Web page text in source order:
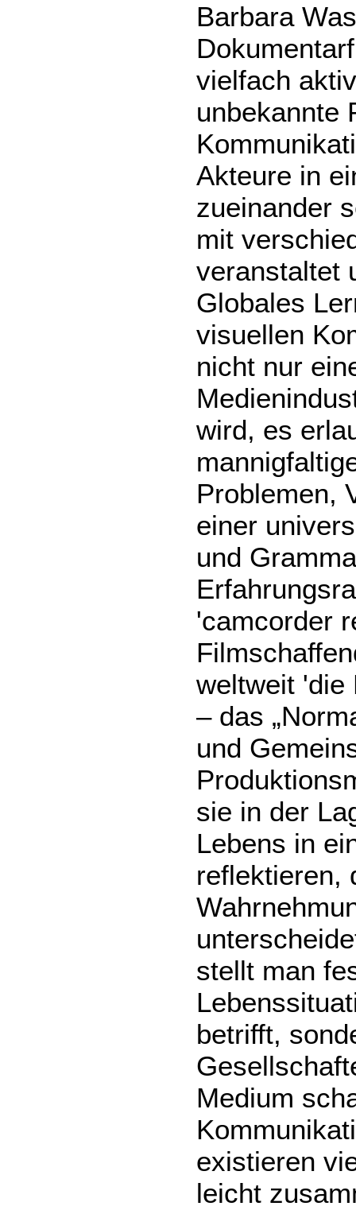
Barbara
vielfach
unbekannte
Akteure in
zueinander
mit
veranstaltet
Globales
visuellen
nicht nur
wird, es
Problemen,
einer
und
'camcorder
weltweit 'die
– das
und
sie in der
Lebens in
reflektieren,
stellt man
betrifft,
Medium
existieren
leicht